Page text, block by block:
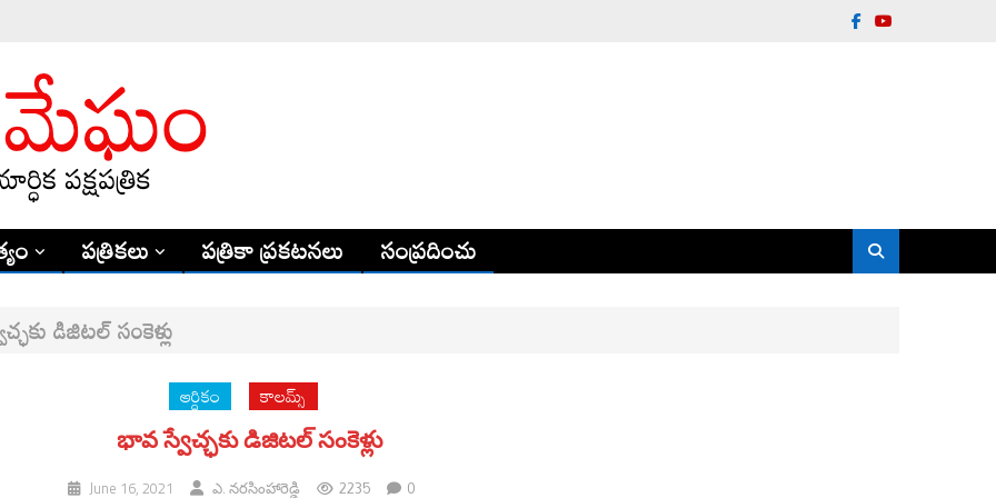
పత్రికలు పత్రికా ప్రకటనలు సంప్రదించు
డిజిటల్ సంకెళ్లు
ఆర్ధికం కాలమ్స్
భావ స్వేచ్ఛ‌కు డిజిటల్ సంకెళ్లు
June 16, 2021 ఎ. నరసింహారెడ్డి 2235 0